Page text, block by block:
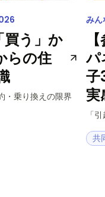
買う」か
らの住
・乗り換えの限界
みん
パ
子
実
「
共